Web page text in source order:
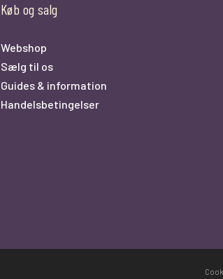
Køb og salg
Webshop
Sælg til os
Guides & information
Handelsbetingelser